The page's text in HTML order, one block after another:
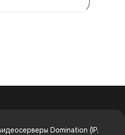
Domination (IP,